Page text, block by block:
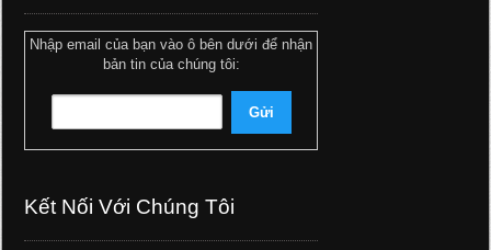
Nhập email của bạn vào ô bên dưới để nhận
bản tin của chúng tôi:
Kết Nối Với Chúng Tôi